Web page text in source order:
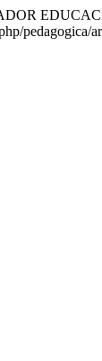
pedagogica/